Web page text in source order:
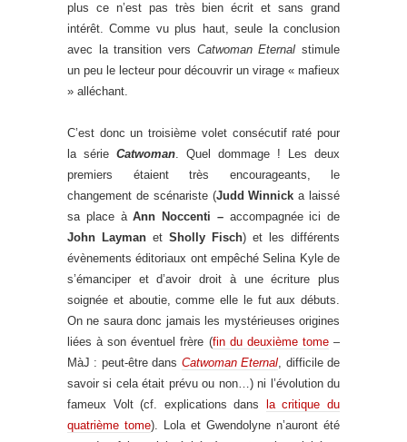
plus ce n’est pas très bien écrit et sans grand
intérêt. Comme vu plus haut, seule la conclusion
avec la transition vers Catwoman Eternal stimule
un peu le lecteur pour découvrir un virage « mafieux
» alléchant.
C’est donc un troisième volet consécutif raté pour
la série Catwoman. Quel dommage ! Les deux
premiers étaient très encourageants, le
changement de scénariste (Judd Winnick a laissé
sa place àAnn Noccenti – accompagnée ici de
John Layman et Sholly Fisch) et les différents
évènements éditoriaux ont empêché Selina Kyle de
s’émanciper et d’avoir droit à une écriture plus
soignée et aboutie, comme elle le fut aux débuts.
On ne saura donc jamais les mystérieuses origines
liées à son éventuel frère (fin du deuxième tome–
MàJ : peut-être dans Catwoman Eternal, difficile de
savoir si cela était prévu ou non…) ni l’évolution du
fameux Volt (cf. explications dans
la critique du
quatrième tome). Lola et Gwendolyne n’auront été